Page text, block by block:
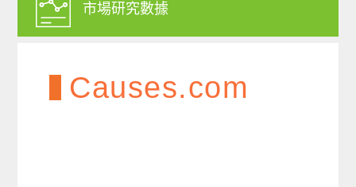
市場研究數據
Causes.com